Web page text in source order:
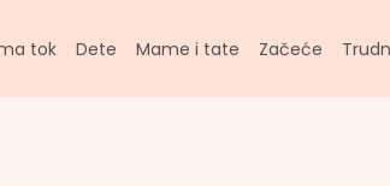
tok Dete Mame i tate Začeće